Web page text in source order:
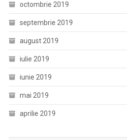
octombrie 2019
septembrie 2019
august 2019
iulie 2019
iunie 2019
mai 2019
aprilie 2019